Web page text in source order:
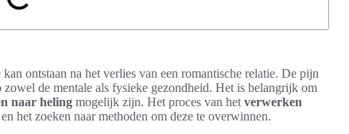
ontstaan na het verlies van een romantische relatie. De pijn
de mentale als fysieke gezondheid. Het is belangrijk om
naar heling mogelijk zijn. Het proces van het verwerken
het zoeken naar methoden om deze te overwinnen.